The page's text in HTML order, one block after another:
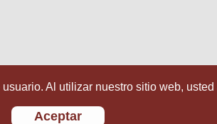
Al utilizar nuestro sitio web,
Aceptar